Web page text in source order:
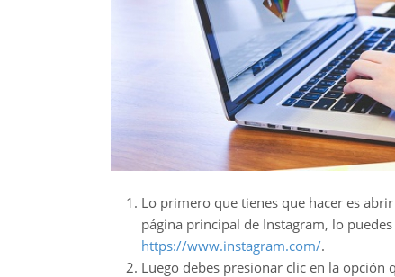
Lo primero que tienes que hacer es
página principal de Instagram, lo
https://www.instagram.com/.
Luego debes presionar clic en la opción